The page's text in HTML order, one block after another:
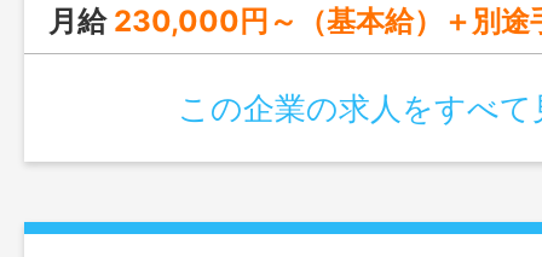
月給 230,000円～（基本給）＋別途
この企業の求人をすべて